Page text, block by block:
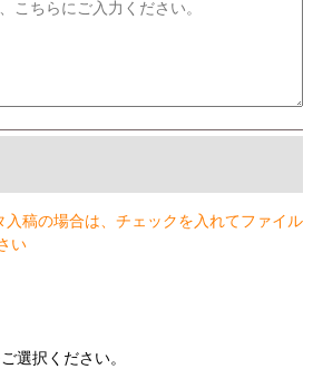
入稿の場合は、チェックを入れてファイル
い
選択ください。